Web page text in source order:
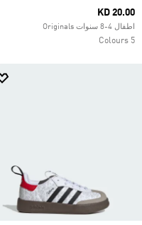
KD 20.00
اطفال 4-8 سنوات Originals
5 Colours